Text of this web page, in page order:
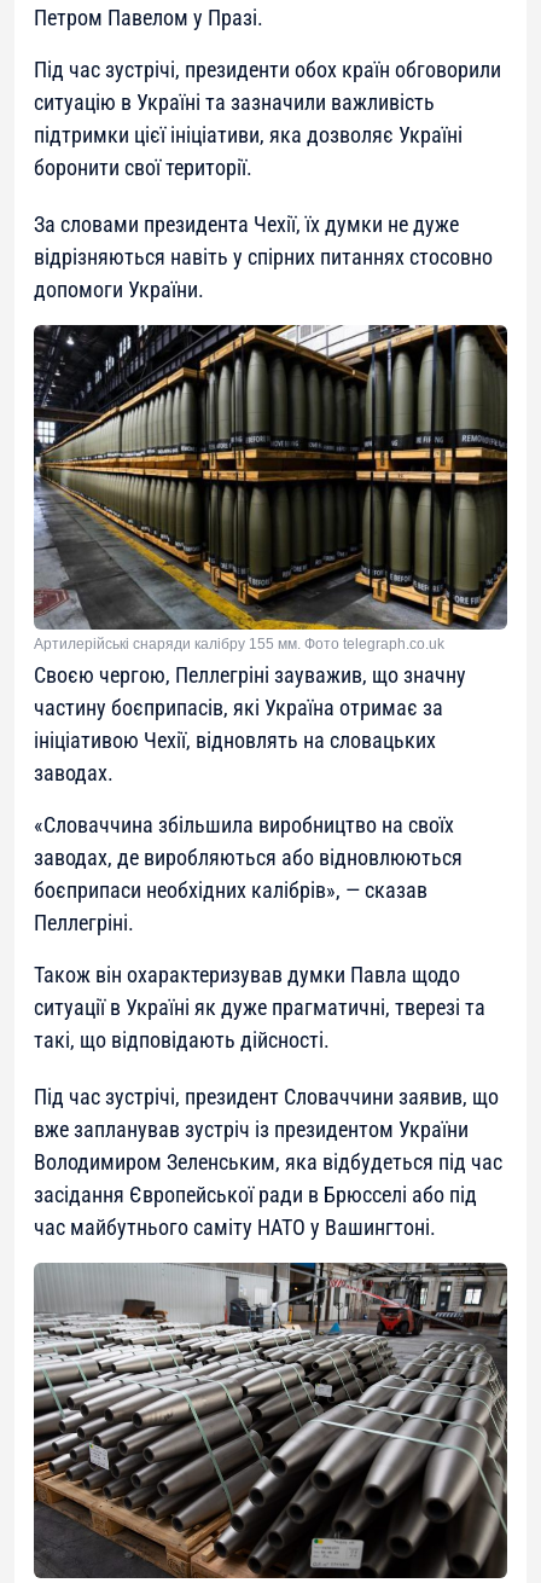
Петром Павелом у Празі.
Під час зустрічі, президенти обох країн обговорили
ситуацію в Україні та зазначили важливість
підтримки цієї ініціативи, яка дозволяє Україні
боронити свої території.
За словами президента Чехії, їх думки не дуже
відрізняються навіть у спірних питаннях стосовно
допомоги України.
Артилерійські снаряди калібру 155 мм. Фото telegraph.co.uk
Своєю чергою, Пеллегріні зауважив, що значну
частину боєприпасів, які Україна отримає за
ініціативою Чехії, відновлять ​​на словацьких
заводах.
«Словаччина збільшила виробництво на своїх
заводах, де виробляються або відновлюються
боєприпаси необхідних калібрів», — сказав
Пеллегріні.
Також він охарактеризував думки Павла щодо
ситуації в Україні як дуже прагматичні, тверезі та
такі, що відповідають дійсності.
Під час зустрічі, президент Словаччини заявив, що
вже запланував зустріч із президентом України
Володимиром Зеленським, яка відбудеться під час
засідання Європейської ради в Брюсселі або під
час майбутнього саміту НАТО у Вашингтоні.